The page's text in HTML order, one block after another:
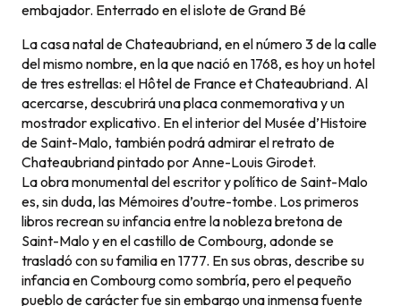
embajador. Enterrado en el islote de Grand Bé
La casa natal de Chateaubriand, en el número 3 de la calle
del mismo nombre, en la que nació en 1768, es hoy un hotel
de tres estrellas: el Hôtel de France et Chateaubriand. Al
acercarse, descubrirá una placa conmemorativa y un
mostrador explicativo. En el interior del Musée d’Histoire
de Saint-Malo, también podrá admirar el retrato de
Chateaubriand pintado por Anne-Louis Girodet.
La obra monumental del escritor y político de Saint-Malo
es, sin duda, las Mémoires d’outre-tombe. Los primeros
libros recrean su infancia entre la nobleza bretona de
Saint-Malo y en el castillo de Combourg, adonde se
trasladó con su familia en 1777. En sus obras, describe su
infancia en Combourg como sombría, pero el pequeño
pueblo de carácter fue sin embargo una inmensa fuente